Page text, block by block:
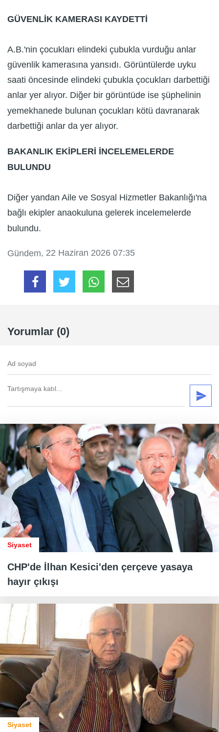
GÜVENLİK KAMERASI KAYDETTİ
A.B.'nin çocukları elindeki çubukla vurduğu anlar
güvenlik kamerasına yansıdı. Görüntülerde uyku
saati öncesinde elindeki çubukla çocukları darbettiği
anlar yer alıyor. Diğer bir görüntüde ise şüphelinin
yemekhanede bulunan çocukları kötü davranarak
darbettiği anlar da yer alıyor.
BAKANLIK EKİPLERİ İNCELEMELERDE
BULUNDU
Diğer yandan Aile ve Sosyal Hizmetler Bakanlığı'na
bağlı ekipler anaokuluna gelerek incelemelerde
bulundu.
Gündem, 22 Haziran 2026 07:35
Yorumlar (0)
Siyaset
CHP'de İlhan Kesici'den çerçeve yasaya
hayır çıkışı
Siyaset